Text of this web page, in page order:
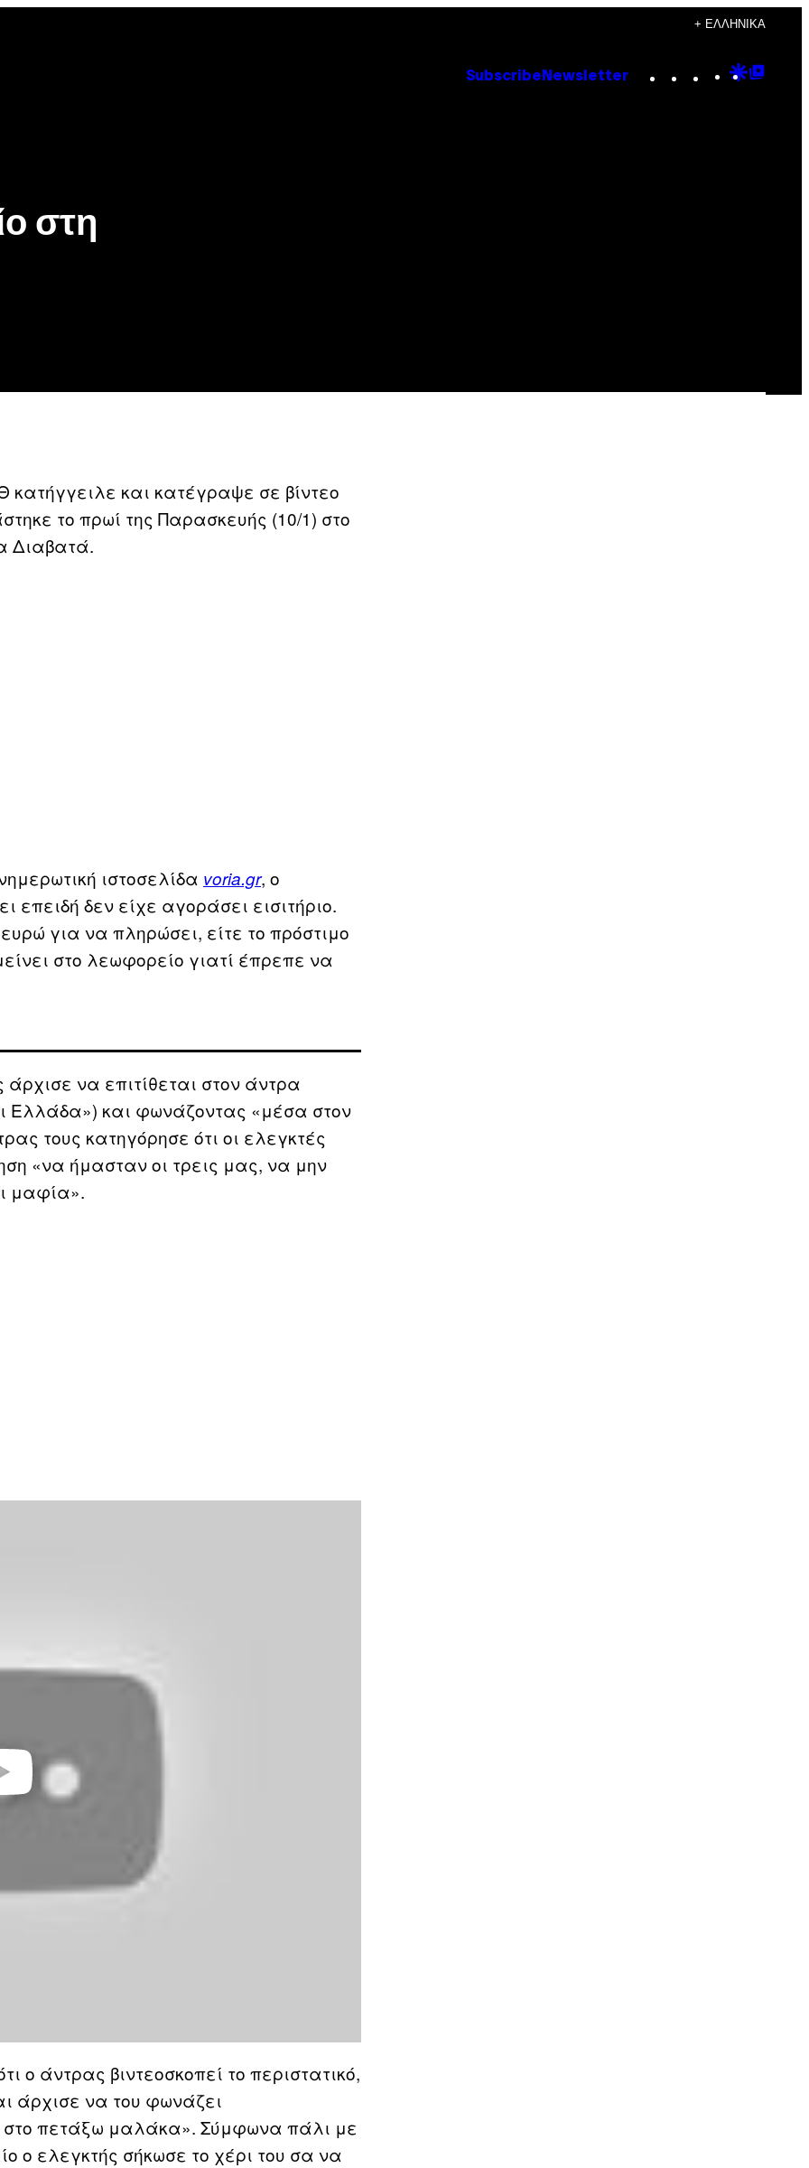
+ ΕΛΛΗΝΙΚΆ
Subscribe Newsletter Instagram
TikTok
YouTube
Google
στη
κατήγγειλε και κατέγραψε σε βίντεο
το πρωί της Παρασκευής (10/1) στο
Διαβατά.
ιστοσελίδα voria.gr, ο
επειδή δεν είχε αγοράσει εισιτήριο.
για να πληρώσει, είτε το πρόστιμο
στο λεωφορείο γιατί έπρεπε να
να επιτίθεται στον άντρα
Ελλάδα») και φωνάζοντας «μέσα στον
τους κατηγόρησε ότι οι ελεγκτές
«να ήμασταν οι τρεις μας, να μην
μαφία».
ο άντρας βιντεοσκοπεί το περιστατικό,
άρχισε να του φωνάζει
στο πετάξω μαλάκα». Σύμφωνα πάλι με
ο ελεγκτής σήκωσε το χέρι του σα να